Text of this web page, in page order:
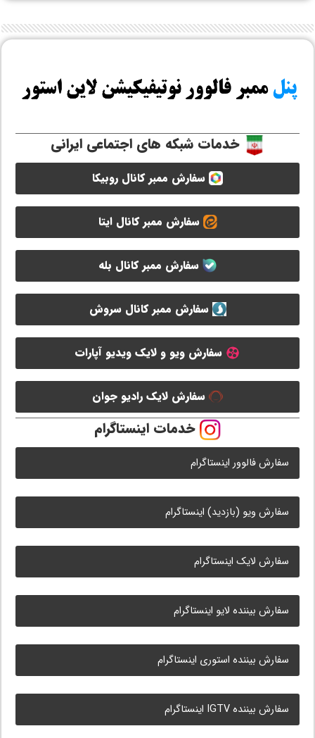
خدمات شبکه های اجتماعی ایرانی
سفارش ممبر کانال روبیکا
سفارش ممبر کانال ایتا
سفارش ممبر کانال بله
سفارش ممبر کانال سروش
سفارش ویو و لایک ویدیو آپارات
سفارش لایک رادیو جوان
خدمات اینستاگرام
سفارش فالوور اینستاگرام
سفارش ویو (بازدید) اینستاگرام
سفارش لایک اینستاگرام
سفارش بیننده لایو اینستاگرام
سفارش بیننده استوری اینستاگرام
سفارش بیننده IGTV اینستاگرام